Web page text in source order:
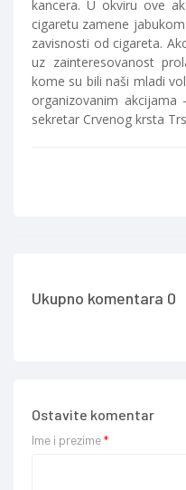
kancera. U okviru ove
cigaretu zamene
zavisnosti od cigareta.
uz zainteresovanost
kome su bili naši mladi
organizovanim
sekretar Crvenog krsta
Ukupno komentara 0
Ostavite komentar
Ime i prezime*